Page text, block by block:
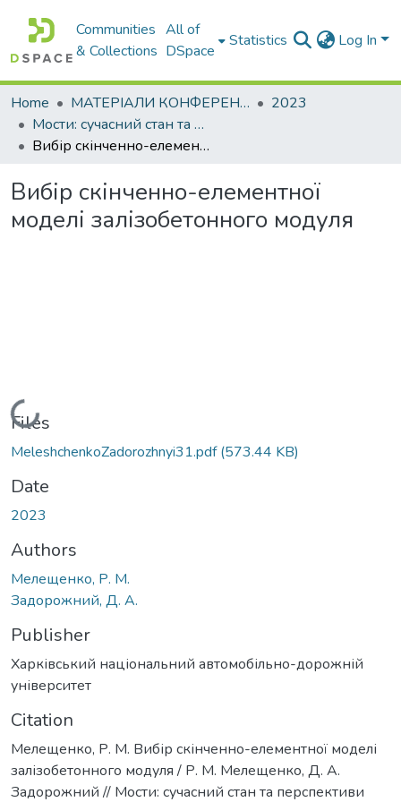
Communities
& Collections
All of
DSpace
Statistics Log In
Home МАТЕРІАЛИ КОНФЕРЕНЦІЙ
2023
Мости: сучасний стан та перспективи розвитку
Вибір скінченно-елементної моделі залізобетонного модуля
Вибір скінченно-елементної
моделі залізобетонного модуля
Loading...
Files
MeleshchenkoZadorozhnyi31.pdf(573.44 KB)
Date
2023
Authors
Мелещенко, Р. М.
Задорожний, Д. А.
Publisher
Харківський національний автомобільно-дорожній
університет
Citation
Мелещенко, Р. М. Вибір скінченно-елементної моделі
залізобетонного модуля / Р. М. Мелещенко, Д. А.
Задорожний // Мости: сучасний стан та перспективи